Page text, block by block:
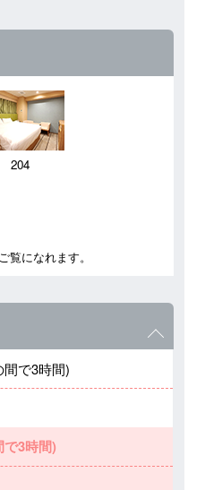
204
覧になれます。
間で3時間)
3時間)